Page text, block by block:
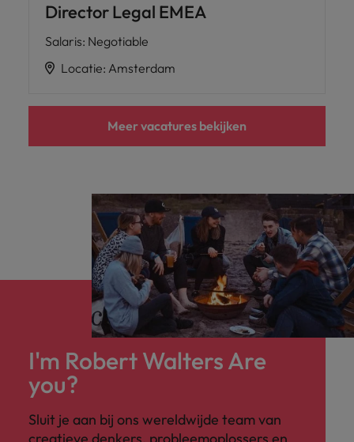
Director Legal EMEA
Salaris: Negotiable
Locatie: Amsterdam
Meer vacatures bekijken
I'm Robert Walters Are
you?
Sluit je aan bij ons wereldwijde team van